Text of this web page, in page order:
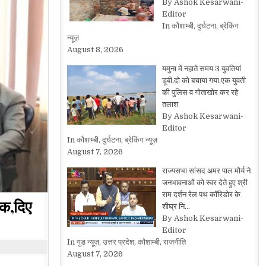
By Ashok Kesarwani-
Editor
In कौशाम्बी, दुर्घटना, ब्रेकिंग
न्यूज़
August 8, 2026
यमुना में नहाते समय 3 युवतियां
डूबी,दो को बचाया गया,एक युवती
की पुलिस व गोताखोर कर रहे
तलाश
By Ashok Kesarwani-
Editor
In कौशाम्बी, दुर्घटना, ब्रेकिंग न्यूज़
August 7, 2026
राज्यसभा सांसद अमर पाल मौर्य ने
जनभावनाओं को स्वर देते हुए श्री
राम दर्शन रेल पथ कॉरिडोर के
शीघ्र नि…
By Ashok Kesarwani-
Editor
In गुड न्यूज़, उत्तर प्रदेश, कौशाम्बी, राजनीति
August 7, 2026